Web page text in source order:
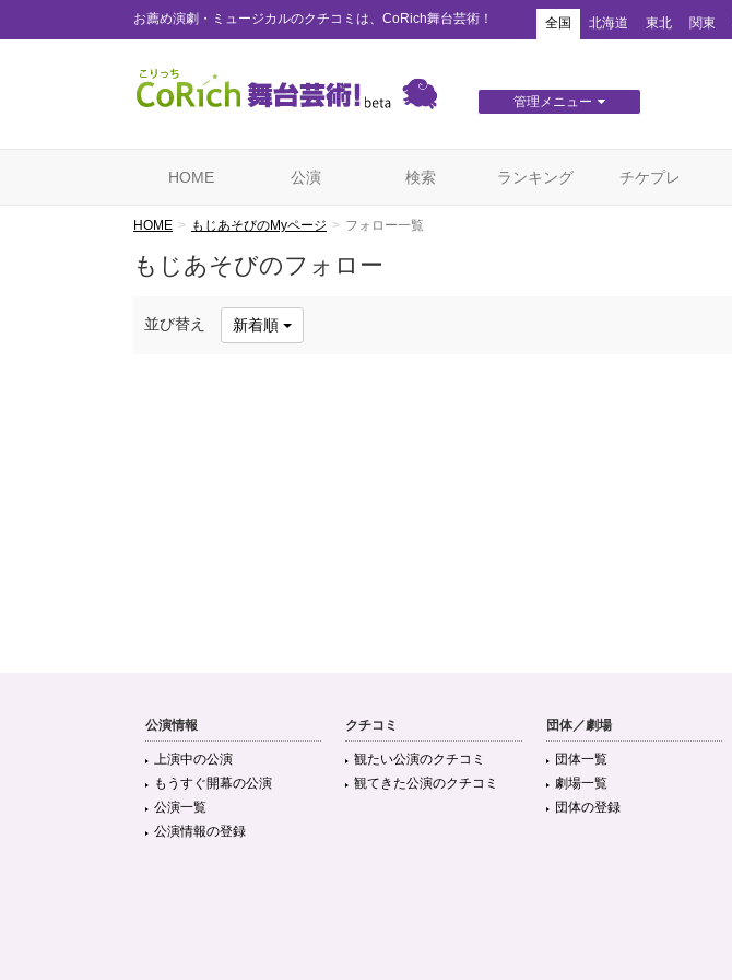
お薦め演劇・ミュージカルのクチコミは、CoRich舞台芸術！ 全国 北海道 東北 関東
管理メニュー
HOME 公演 検索 ランキング チケプレ
HOME もじあそびのMyページ フォロー一覧
もじあそびのフォロー
並び替え 新着順
公演情報
上演中の公演
もうすぐ開幕の公演
公演一覧
公演情報の登録
クチコミ
観たい公演のクチコミ
観てきた公演のクチコミ
団体／劇場
団体一覧
劇場一覧
団体の登録